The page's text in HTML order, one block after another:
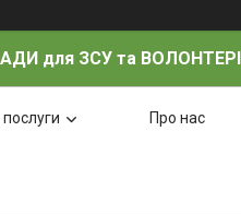
для ЗСУ та
Про нас